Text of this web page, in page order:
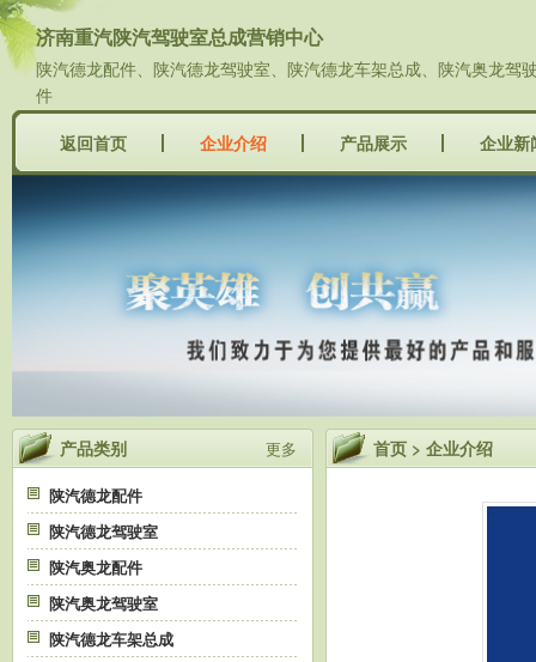
济南重汽陕汽驾驶室总成营销中心
陕汽德龙配件、陕汽德龙驾驶室、陕汽德龙车架总成、陕汽奥龙驾
件
返回首页
企业介绍 产品展示 企业新
更多
产品类别
陕汽德龙配件
陕汽德龙驾驶室
陕汽奥龙配件
陕汽奥龙驾驶室
陕汽德龙车架总成
首页 > 企业介绍